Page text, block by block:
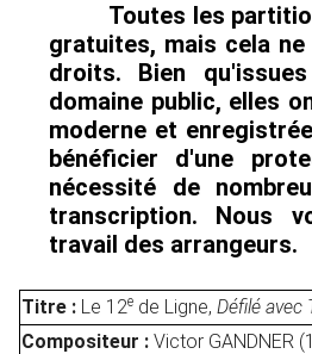
Toutes les
gratuites, mais cela
droits. Bien
domaine public, elles
moderne et
bénéficier d'une
nécessité de
transcription. Nous
travail des arrangeurs.
Titre : Le 12e de Ligne, Défilé avec
Compositeur : Victor GANDNER